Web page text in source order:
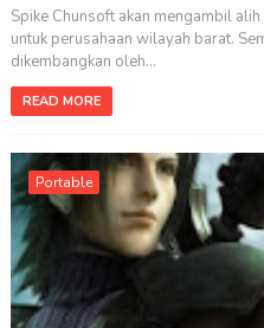
Spike Chunsoft akan mengambil
untuk perusahaan wilayah barat.
dikembangkan oleh...
READ MORE
Portable